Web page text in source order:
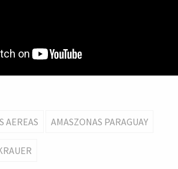
AEREAS AMASZONAS PARAGUAY